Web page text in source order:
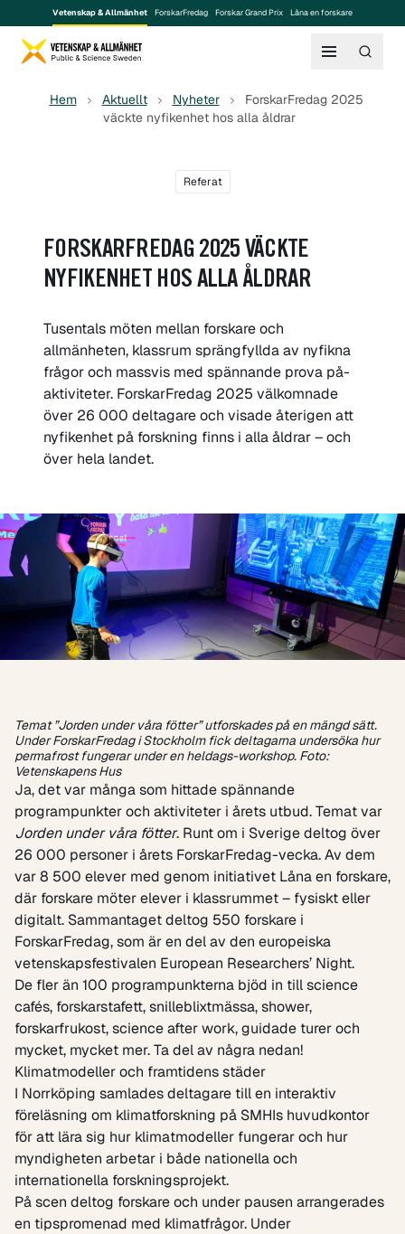
Vetenskap & Allmänhet ForskarFredag Forskar Grand Prix Låna en forskare
Hem Aktuellt Nyheter
ForskarFredag 2025
väckte nyfikenhet hos alla åldrar
Referat
FORSKARFREDAG 2025 VÄCKTE
NYFIKENHET HOS ALLA ÅLDRAR
Tusentals möten mellan forskare och
allmänheten, klassrum sprängfyllda av nyfikna
frågor och massvis med spännande prova på-
aktiviteter. ForskarFredag 2025 välkomnade
över 26 000 deltagare och visade återigen att
nyfikenhet på forskning finns i alla åldrar – och
över hela landet.
Temat ”Jorden under våra fötter” utforskades på en mängd sätt.
Under ForskarFredag i Stockholm fick deltagarna undersöka hur
permafrost fungerar under en heldags-workshop. Foto:
Vetenskapens Hus
Ja, det var många som hittade spännande
programpunkter och aktiviteter i årets utbud. Temat var
Jorden under våra fötter. Runt om i Sverige deltog över
26 000 personer i årets ForskarFredag-vecka. Av dem
var 8 500 elever med genom initiativet Låna en forskare,
där forskare möter elever i klassrummet – fysiskt eller
digitalt. Sammantaget deltog 550 forskare i
ForskarFredag, som är en del av den europeiska
vetenskapsfestivalen European Researchers’ Night.
De fler än 100 programpunkterna bjöd in till science
cafés, forskarstafett, snilleblixtmässa, shower,
forskarfrukost, science after work, guidade turer och
mycket, mycket mer. Ta del av några nedan!
Klimatmodeller och framtidens städer
I Norrköping samlades deltagare till en interaktiv
föreläsning om klimatforskning på SMHIs huvudkontor
för att lära sig hur klimatmodeller fungerar och hur
myndigheten arbetar i både nationella och
internationella forskningsprojekt.
På scen deltog forskare och under pausen arrangerades
en tipspromenad med klimatfrågor. Under